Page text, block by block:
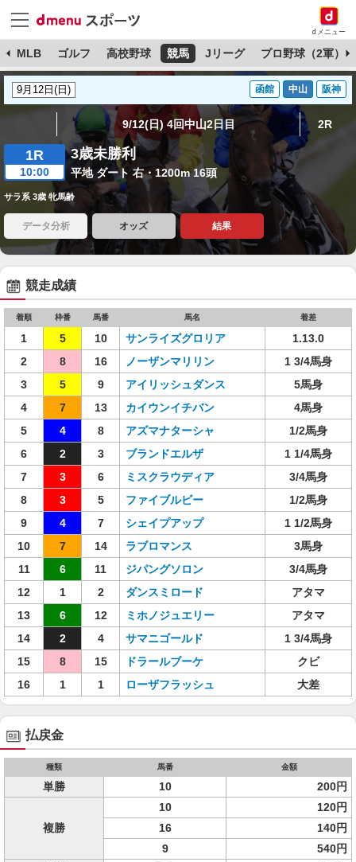
dメニュー
MLB ゴルフ 高校野球 競馬 Jリーグ プロ野球（2軍）
函館 中山 阪神
9/12(日) 4回中山2日目 2R
1R
10:00
3歳未勝利
平地 ダート 右・1200m 16頭
サラ系 3歳 牝馬齢
データ分析 オッズ 結果
競走成績
着順 枠番 馬番 馬名 着差
1 5 10 サンライズグロリア
1.13.0
2
8 16 ノーザンマリリン
1 3/4馬身
3
5 9 アイリッシュダンス
5馬身
4
7 13 カイウンイチバン
4馬身
5
4 8 アズマナターシャ
1/2馬身
6
2 3 ブランドエルザ
1 1/4馬身
7
3 6 ミスクラウディア
3/4馬身
8
3 5 ファイブルビー
1/2馬身
9
4 7 シェイプアップ
1 1/2馬身
10
7 14 ラブロマンス
3馬身
11
6 11 ジパングソロン
3/4馬身
12
1 2 ダンスミロード
アタマ
13
6 12 ミホノジュエリー
アタマ
14
2 4 サマニゴールド
1 3/4馬身
15
8 15 ドラールブーケ
クビ
16
1 1 ローザフラッシュ 大差
払戻金
種類 馬番 金額
単勝 10 200円
複勝
10
120円
16
140円
9
540円